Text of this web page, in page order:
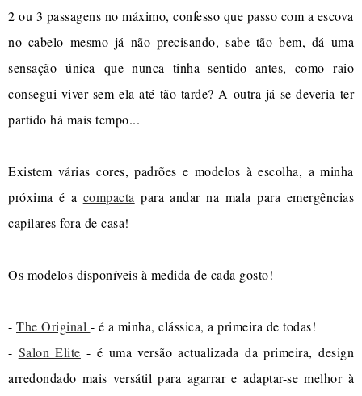
2 ou 3 passagens no máximo, confesso que passo com a escova
no cabelo mesmo já não precisando, sabe tão bem, dá uma
sensação única que nunca tinha sentido antes, como raio
consegui viver sem ela até tão tarde? A outra já se deveria ter
partido há mais tempo...
Existem várias cores, padrões e modelos à escolha, a minha
próxima é a compacta para andar na mala para emergências
capilares fora de casa!
Os modelos disponíveis à medida de cada gosto!
- The Original - é a minha, clássica, a primeira de todas!
- Salon Elite - é uma versão actualizada da primeira, design
arredondado mais versátil para agarrar e adaptar-se melhor à